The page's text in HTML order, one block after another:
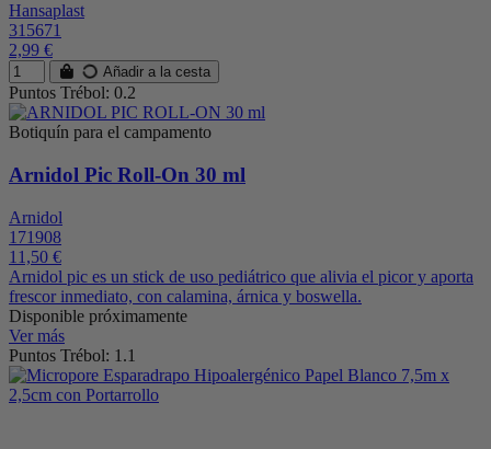
Hansaplast
315671
2,99 €
Añadir a la cesta
Puntos Trébol: 0.2
Botiquín para el campamento
Arnidol Pic Roll-On 30 ml
Arnidol
171908
11,50 €
Arnidol pic es un stick de uso pediátrico que alivia el picor y aporta
frescor inmediato, con calamina, árnica y boswella.
Disponible próximamente
Ver más
Puntos Trébol: 1.1